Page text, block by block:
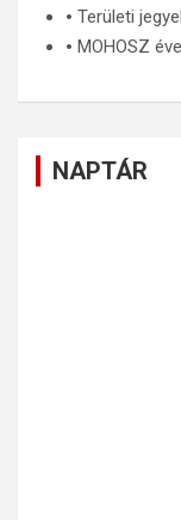
🞄 Területi
🞄 MOHOSZ
NAPTÁR